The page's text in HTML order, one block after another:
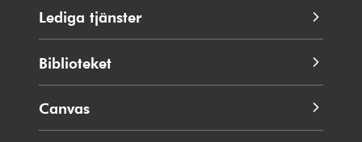
Lediga tjänster
Biblioteket
Canvas